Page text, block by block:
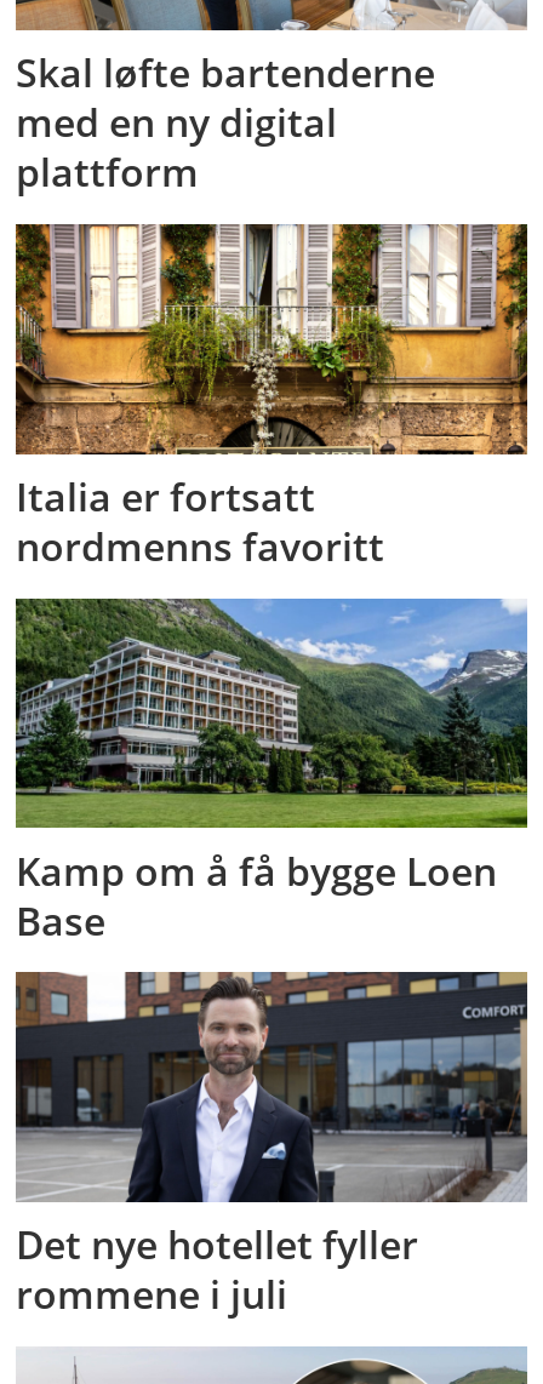
Skal løfte bartenderne
med en ny digital
plattform
Italia er fortsatt
nordmenns favoritt
Kamp om å få bygge Loen
Base
Det nye hotellet fyller
rommene i juli